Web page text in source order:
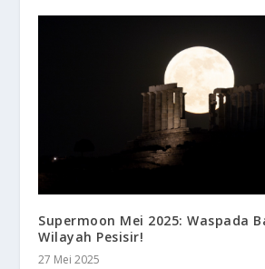
Supermoon Mei 2025: Waspada
Wilayah Pesisir!
27 Mei 2025